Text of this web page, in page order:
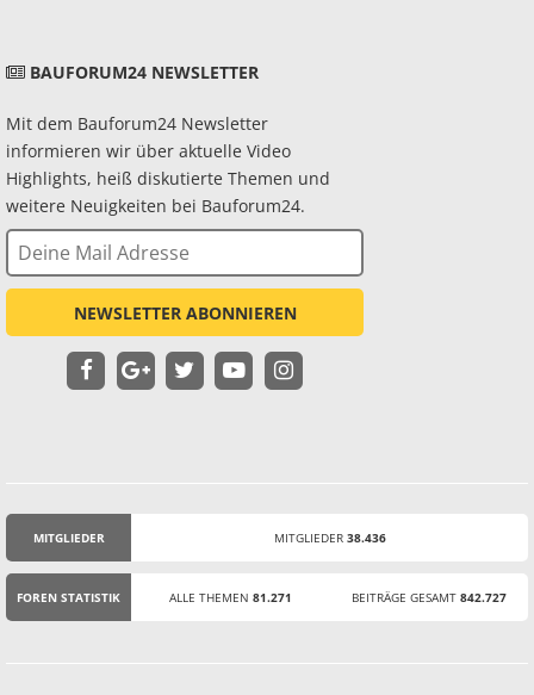
BAUFORUM24 NEWSLETTER
Mit dem Bauforum24 Newsletter
informieren wir über aktuelle Video
Highlights, heiß diskutierte Themen und
weitere Neuigkeiten bei Bauforum24.
NEWSLETTER ABONNIEREN
MITGLIEDER MITGLIEDER 38.436
FOREN STATISTIK ALLE THEMEN 81.271 BEITRÄGE GESAMT 842.727